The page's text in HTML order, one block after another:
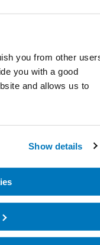
you from other
you with a good
and allows us to
Show details
w